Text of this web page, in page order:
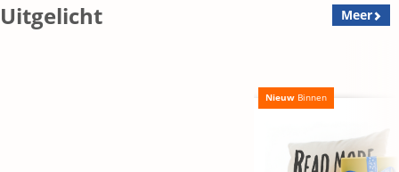
Uitgelicht Meer
Nieuw Binnen